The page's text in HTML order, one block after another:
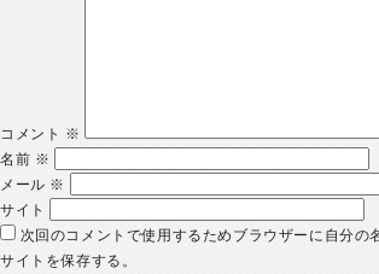
コメント ※
名前 ※
メール ※
サイト
次回のコメントで使用するためブラウザーに自分の
サイトを保存する。